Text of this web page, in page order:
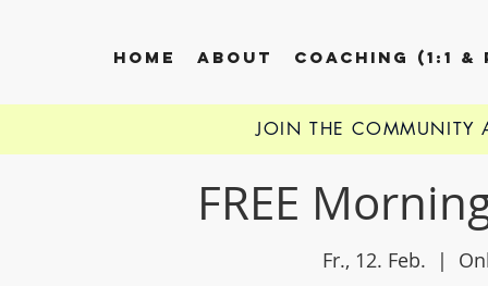
HOME ABOUT COACHING (1:1 &
FREE
Fr., 12. Feb.
  |
JOIN THE COMMUNITY